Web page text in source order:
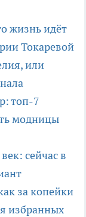
жизнь идёт
Токаревой
или
топ-7
модницы
сейчас в
за копейки
избранных